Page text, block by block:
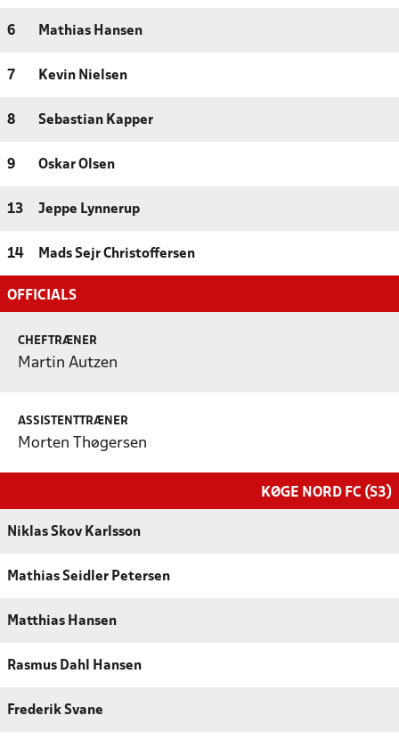
6 Mathias Hansen
7 Kevin Nielsen
8 Sebastian Kapper
9 Oskar Olsen
13 Jeppe Lynnerup
14 Mads Sejr Christoffersen
OFFICIALS
CHEFTRÆNER
Martin Autzen
ASSISTENTTRÆNER
Morten Thøgersen
KØGE NORD FC (S3)
Niklas Skov Karlsson
Mathias Seidler Petersen
Matthias Hansen
Rasmus Dahl Hansen
Frederik Svane